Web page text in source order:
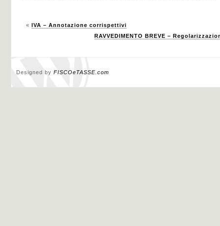
« IVA – Annotazione corrispettivi
RAVVEDIMENTO BREVE –
Designed by FISCOeTASSE.com